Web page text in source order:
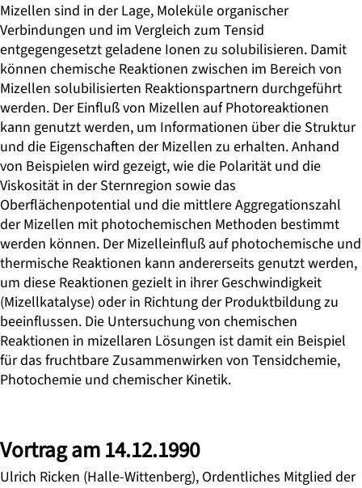
Mizellen sind in der Lage, Moleküle organischer
Verbindungen und im Vergleich zum Tensid
entgegengesetzt geladene Ionen zu solubilisieren. Damit
können chemische Re­aktionen zwischen im Bereich von
Mizellen solubilisierten Reaktionspartnern durch­geführt
werden. Der Einfluß von Mizellen auf Photoreaktionen
kann genutzt werden, um Informationen über die Struktur
und die Eigenschaften der Mizellen zu erhalten. Anhand
von Beispielen wird gezeigt, wie die Polarität und die
Viskosität in der Sternregion sowie das
Oberflächenpotential und die mittlere Aggregationszahl
der Mizellen mit photochemischen Methoden bestimmt
werden können. Der Mizelleinfluß auf photo­chemische und
thermische Reaktionen kann andererseits genutzt werden,
um diese Reaktionen gezielt in ihrer Geschwindigkeit
(Mizellkatalyse) oder in Richtung der Produkt­bildung zu
beeinflussen. Die Untersuchung von chemischen
Reaktionen in mizellaren Lösungen ist damit ein Beispiel
für das fruchtbare Zusammenwirken von Tensidchemie,
Photochemie und chemischer Kinetik.
Vortrag am 14.12.1990
Ulrich Ricken (Halle-Wittenberg), Ordentliches Mitglied der